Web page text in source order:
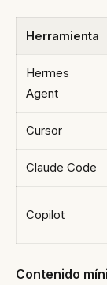
Herramienta
Hermes
Agent
Cursor
Claude Code
Copilot
Contenido